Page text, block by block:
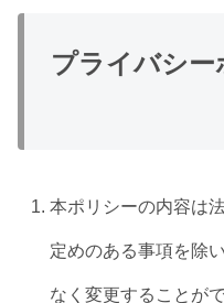
プライバシ
本ポリシーの内容は
定めのある事項を除
なく変更することが